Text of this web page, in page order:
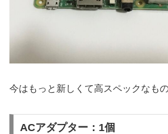
今はもっと新しくて高スペックなも
ACアダプター：1個